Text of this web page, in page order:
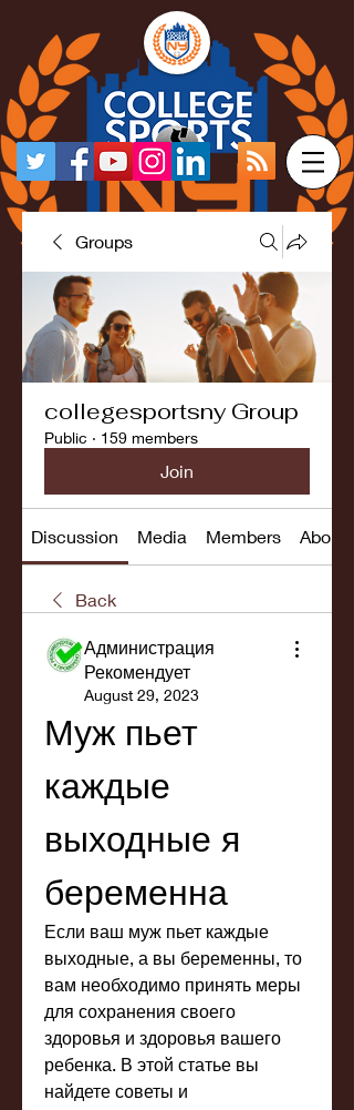
Groups
collegesportsny Group
Public · 159 members
Join
Discussion Media Members About
Back
Администрация
Рекомендует
August 29, 2023
Муж пьет
каждые
выходные я
беременна
Если ваш муж пьет каждые
выходные, а вы беременны, то
вам необходимо принять меры
для сохранения своего
здоровья и здоровья вашего
ребенка. В этой статье вы
найдете советы и